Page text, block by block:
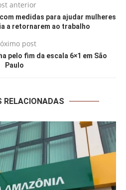
anterior
medidas para ajudar mulheres
a retornarem ao trabalho
post
pelo fim da escala 6×1 em São
Paulo
RELACIONADAS